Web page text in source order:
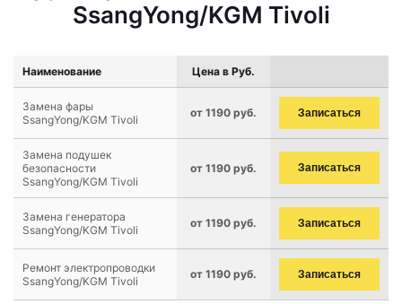
SsangYong/KGM Tivoli
Наименование Цена в Руб.
Замена фары
SsangYong/KGM Tivoli
от 1190 руб. Записаться
Замена подушек
безопасности
SsangYong/KGM Tivoli
от 1190 руб. Записаться
Замена генератора
SsangYong/KGM Tivoli
от 1190 руб. Записаться
Ремонт электропроводки
SsangYong/KGM Tivoli
от 1190 руб. Записаться